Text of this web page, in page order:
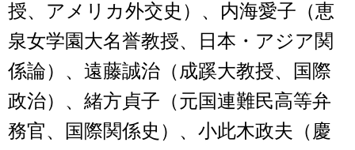
授、アメリカ外交史）、内海愛子（恵
泉女学園大名誉教授、日本・アジア関
係論）、遠藤誠治（成蹊大教授、国際
政治）、緒方貞子（元国連難民高等弁
務官、国際関係史）、小此木政夫（慶